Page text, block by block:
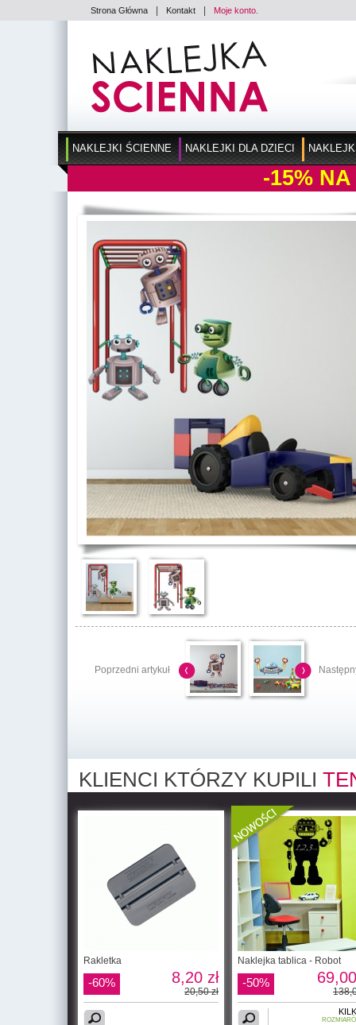
Strona Główna Kontakt Moje konto.
NAKLEJKI ŚCIENNE NAKLEJKI DLA DZIECI
-15% NA
Poprzedni artykuł
KLIENCI KTÓRZY KUPILI
Rakletka
-60% 8,20 zł
20,50 zł
Naklejka tablica - Robot
-50%